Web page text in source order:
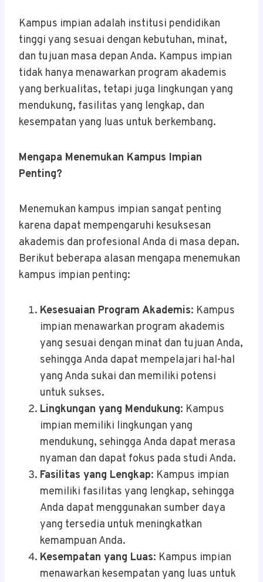
Kampus impian adalah institusi pendidikan
tinggi yang sesuai dengan kebutuhan, minat,
dan tujuan masa depan Anda. Kampus impian
tidak hanya menawarkan program akademis
yang berkualitas, tetapi juga lingkungan yang
mendukung, fasilitas yang lengkap, dan
kesempatan yang luas untuk berkembang.
Mengapa Menemukan Kampus Impian
Penting?
Menemukan kampus impian sangat penting
karena dapat mempengaruhi kesuksesan
akademis dan profesional Anda di masa depan.
Berikut beberapa alasan mengapa menemukan
kampus impian penting:
Kesesuaian Program Akademis: Kampus
impian menawarkan program akademis
yang sesuai dengan minat dan tujuan Anda,
sehingga Anda dapat mempelajari hal-hal
yang Anda sukai dan memiliki potensi
untuk sukses.
Lingkungan yang Mendukung: Kampus
impian memiliki lingkungan yang
mendukung, sehingga Anda dapat merasa
nyaman dan dapat fokus pada studi Anda.
Fasilitas yang Lengkap: Kampus impian
memiliki fasilitas yang lengkap, sehingga
Anda dapat menggunakan sumber daya
yang tersedia untuk meningkatkan
kemampuan Anda.
Kesempatan yang Luas: Kampus impian
menawarkan kesempatan yang luas untuk